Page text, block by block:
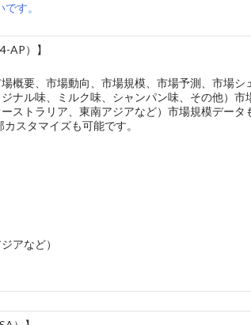
す。
AP）】
概要、市場動向、市場規模、市場予測、市場シ
ナル味、ミルク味、シャンパン味、その他）市
ストラリア、東南アジアなど）市場規模データ
スタマイズも可能です。
アなど）